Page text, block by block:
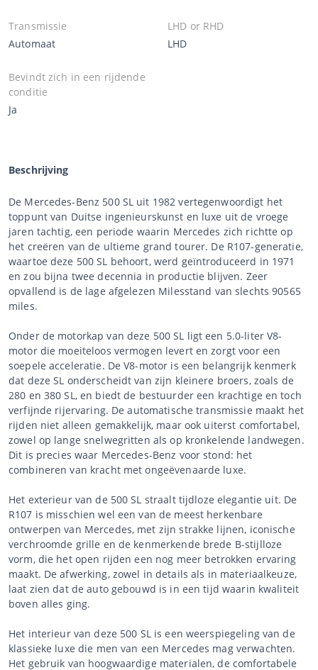
Transmissie
Automaat
LHD or RHD
LHD
Bevindt zich in een rijdende
conditie
Ja
Beschrijving
De Mercedes-Benz 500 SL uit 1982 vertegenwoordigt het
toppunt van Duitse ingenieurskunst en luxe uit de vroege
jaren tachtig, een periode waarin Mercedes zich richtte op
het creëren van de ultieme grand tourer. De R107-generatie,
waartoe deze 500 SL behoort, werd geïntroduceerd in 1971
en zou bijna twee decennia in productie blijven. Zeer
opvallend is de lage afgelezen Milesstand van slechts 90565
miles.
Onder de motorkap van deze 500 SL ligt een 5.0-liter V8-
motor die moeiteloos vermogen levert en zorgt voor een
soepele acceleratie. De V8-motor is een belangrijk kenmerk
dat deze SL onderscheidt van zijn kleinere broers, zoals de
280 en 380 SL, en biedt de bestuurder een krachtige en toch
verfijnde rijervaring. De automatische transmissie maakt het
rijden niet alleen gemakkelijk, maar ook uiterst comfortabel,
zowel op lange snelwegritten als op kronkelende landwegen.
Dit is precies waar Mercedes-Benz voor stond: het
combineren van kracht met ongeëvenaarde luxe.
Het exterieur van de 500 SL straalt tijdloze elegantie uit. De
R107 is misschien wel een van de meest herkenbare
ontwerpen van Mercedes, met zijn strakke lijnen, iconische
verchroomde grille en de kenmerkende brede B-stijlloze
vorm, die het open rijden een nog meer betrokken ervaring
maakt. De afwerking, zowel in details als in materiaalkeuze,
laat zien dat de auto gebouwd is in een tijd waarin kwaliteit
boven alles ging.
Het interieur van deze 500 SL is een weerspiegeling van de
klassieke luxe die men van een Mercedes mag verwachten.
Het gebruik van hoogwaardige materialen, de comfortabele